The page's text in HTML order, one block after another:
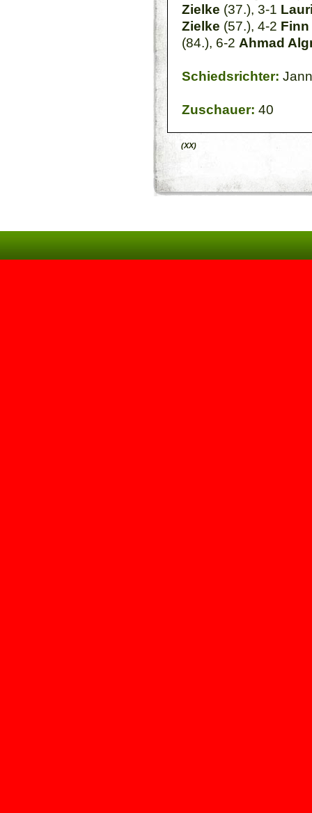
Zielke (37.), 3-1
Zielke (57.), 4-2 Finn
(84.), 6-2 Ahmad
Schiedsrichter:
Zuschauer: 40
(XX)